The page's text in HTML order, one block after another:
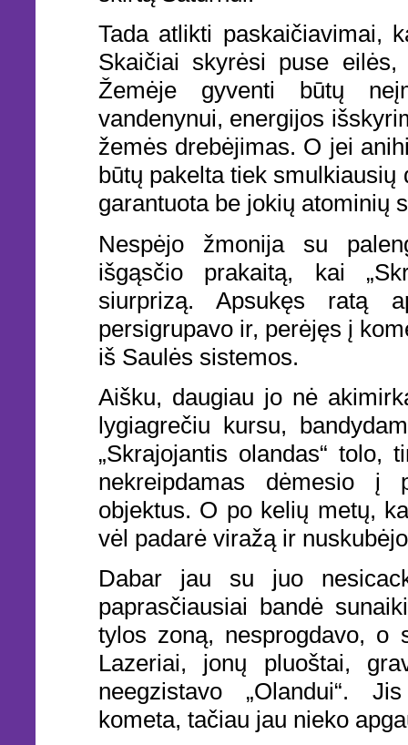
Tada atlikti paskaičiavimai,
Skaičiai skyrėsi puse
Žemėje gyventi būtų
vandenynui, energijos
žemės drebėjimas. O jei
būtų pakelta tiek
garantuota be jokių atominių
Nespėjo žmonija su
išgąsčio prakaitą, kai
siurprizą. Apsukęs ratą
persigrupavo ir, perėjęs į
iš Saulės sistemos.
Aišku, daugiau jo nė
lygiagrečiu kursu,
„Skrajojantis olandas“ tolo,
nekreipdamas dėmesio į
objektus. O po kelių metų,
vėl padarė viražą ir
Dabar jau su juo
paprasčiausiai bandė
tylos zoną, nesprogdavo, o
Lazeriai, jonų pluoštai,
neegzistavo „Olandui“.
kometa, tačiau jau nieko